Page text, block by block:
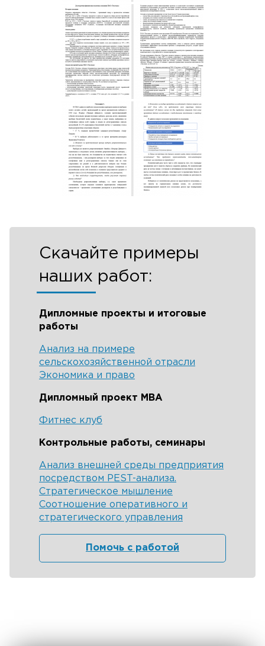
Скачайте примеры
наших работ:
Дипломные проекты и итоговые
работы
Анализ на примере
сельскохозяйственной отрасли
Экономика и право
Дипломный проект MBA
Фитнес клуб
Контрольные работы, семинары
Анализ внешней среды предприятия
посредством PEST-анализа.
Стратегическое мышление
Соотношение оперативного и
стратегического управления
Помочь с работой